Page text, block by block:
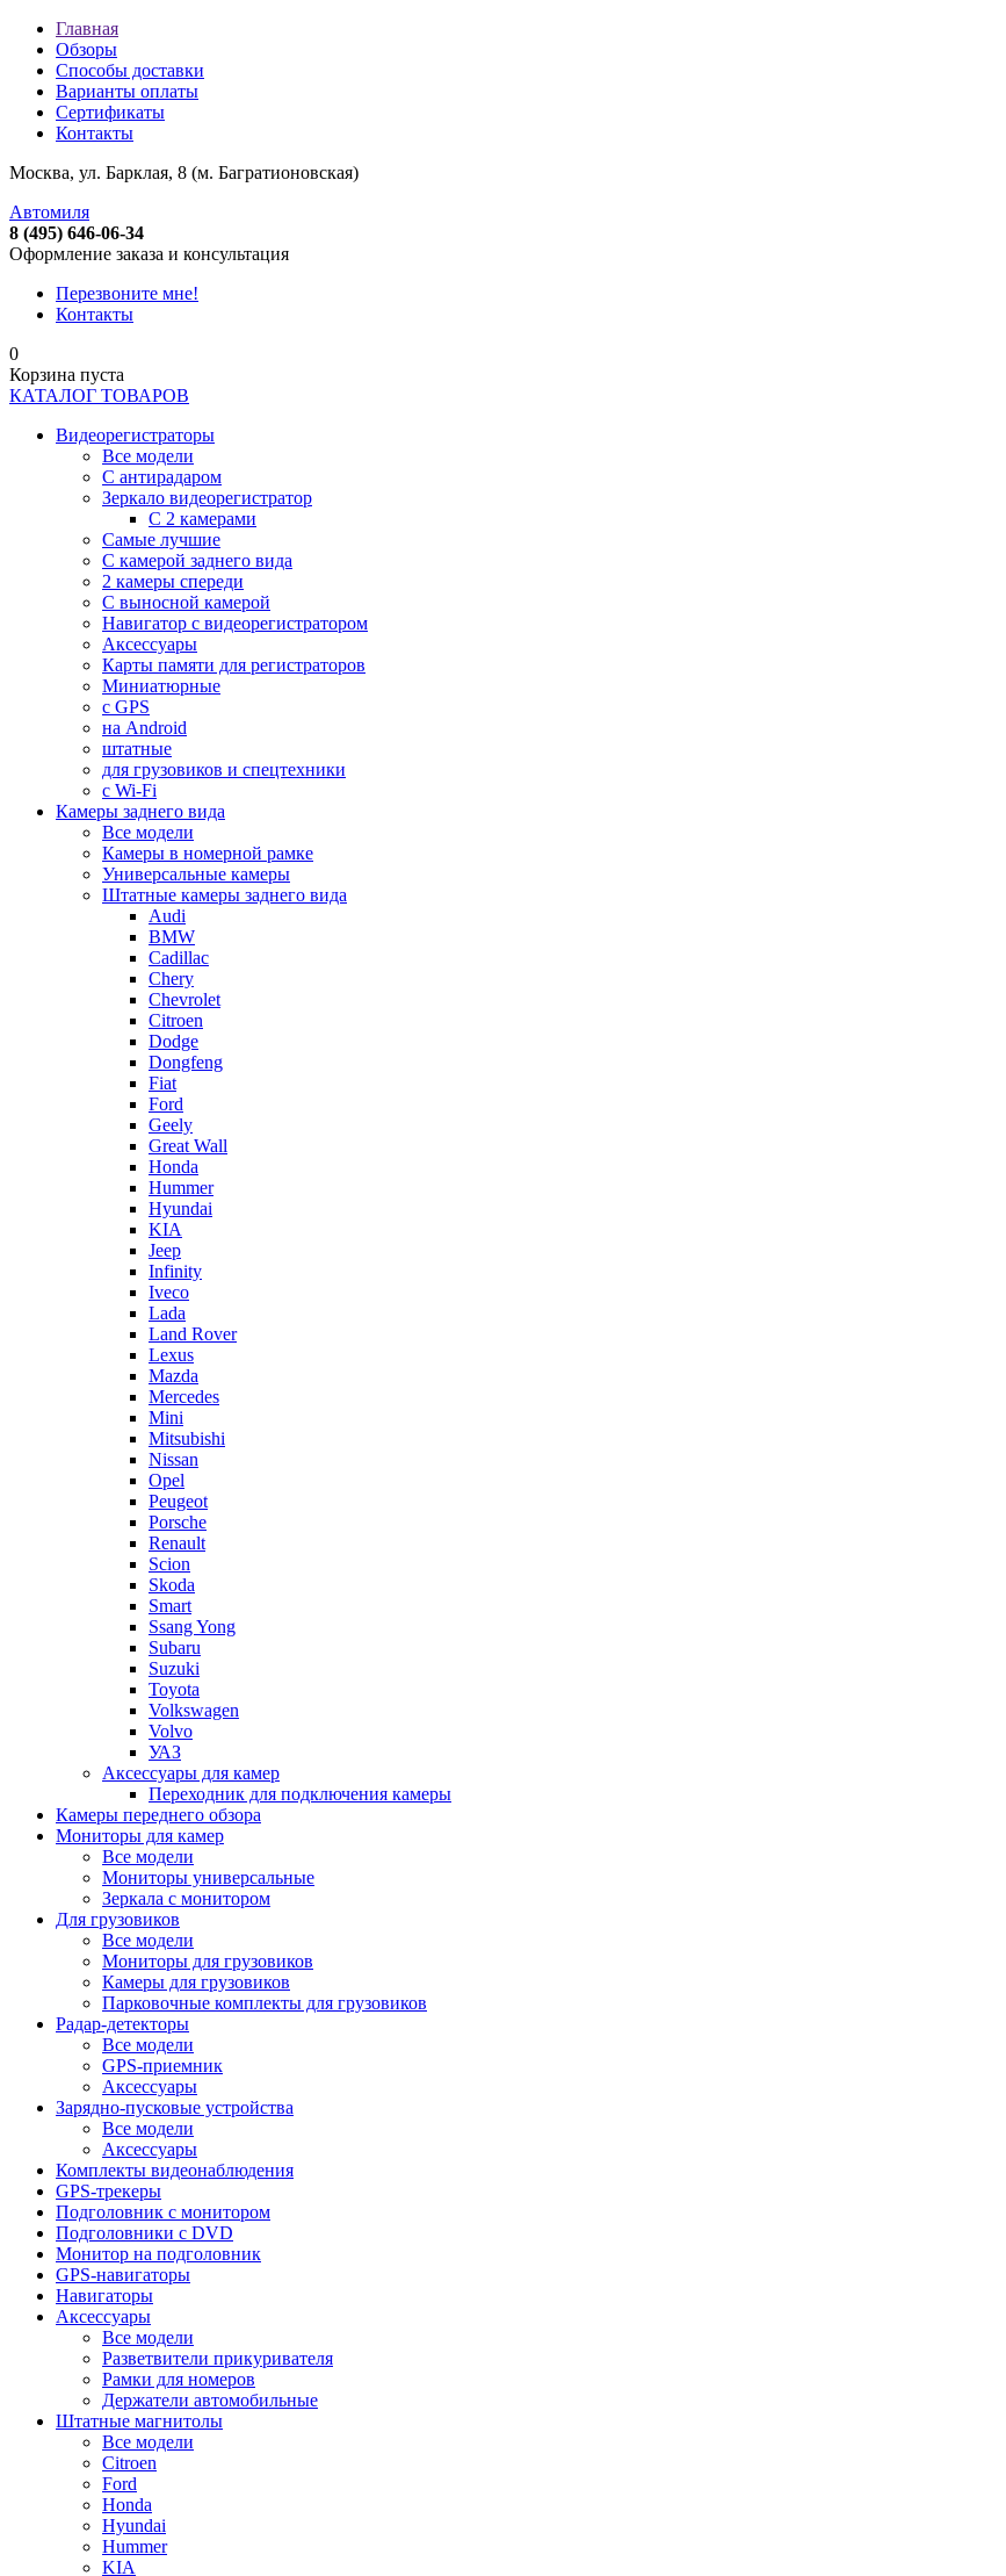
Главная
Обзоры
Способы доставки
Варианты оплаты
Сертификаты
Контакты
Москва, ул. Барклая, 8 (м. Багратионовская)
Автомиля
8 (495) 646-06-34
Оформление заказа и консультация
Перезвоните мне!
Контакты
0
Корзина пуста
КАТАЛОГ ТОВАРОВ
Видеорегистраторы
Все модели
C антирадаром
Зеркало видеорегистратор
С 2 камерами
Самые лучшие
С камерой заднего вида
2 камеры спереди
С выносной камерой
Навигатор с видеорегистратором
Аксессуары
Карты памяти для регистраторов
Миниатюрные
с GPS
на Android
штатные
для грузовиков и спецтехники
с Wi-Fi
Камеры заднего вида
Все модели
Камеры в номерной рамке
Универсальные камеры
Штатные камеры заднего вида
Audi
BMW
Cadillac
Chery
Chevrolet
Citroen
Dodge
Dongfeng
Fiat
Ford
Geely
Great Wall
Honda
Hummer
Hyundai
KIA
Jeep
Infinity
Iveco
Lada
Land Rover
Lexus
Mazda
Mercedes
Mini
Mitsubishi
Nissan
Opel
Peugeot
Porsche
Renault
Scion
Skoda
Smart
Ssang Yong
Subaru
Suzuki
Toyota
Volkswagen
Volvo
УАЗ
Аксессуары для камер
Переходник для подключения камеры
Камеры переднего обзора
Мониторы для камер
Все модели
Мониторы универсальные
Зеркала с монитором
Для грузовиков
Все модели
Мониторы для грузовиков
Камеры для грузовиков
Парковочные комплекты для грузовиков
Радар-детекторы
Все модели
GPS-приемник
Аксессуары
Зарядно-пусковые устройства
Все модели
Аксессуары
Комплекты видеонаблюдения
GPS-трекеры
Подголовник с монитором
Подголовники с DVD
Монитор на подголовник
GPS-навигаторы
Навигаторы
Аксессуары
Все модели
Разветвители прикуривателя
Рамки для номеров
Держатели автомобильные
Штатные магнитолы
Все модели
Citroen
Ford
Honda
Hyundai
Hummer
KIA